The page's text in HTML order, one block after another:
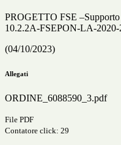
PROGETTO FSE
10.2.2A-FSEPON-LA-
(04/10/2023)
Allegati
ORDINE_6088590_3.pdf
File PDF
Contatore click: 29